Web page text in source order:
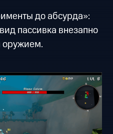
до абсурда»:
пассивка внезапно
оружием.